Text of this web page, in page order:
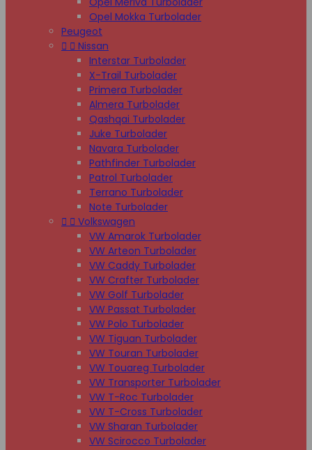
Opel Mokka Turbolader
Peugeot
  Nissan
Interstar Turbolader
X-Trail Turbolader
Primera Turbolader
Almera Turbolader
Qashqai Turbolader
Juke Turbolader
Navara Turbolader
Pathfinder Turbolader
Patrol Turbolader
Terrano Turbolader
Note Turbolader
  Volkswagen
VW Amarok Turbolader
VW Arteon Turbolader
VW Caddy Turbolader
VW Crafter Turbolader
VW Golf Turbolader
VW Passat Turbolader
VW Polo Turbolader
VW Tiguan Turbolader
VW Touran Turbolader
VW Touareg Turbolader
VW Transporter Turbolader
VW T-Roc Turbolader
VW T-Cross Turbolader
VW Sharan Turbolader
VW Scirocco Turbolader